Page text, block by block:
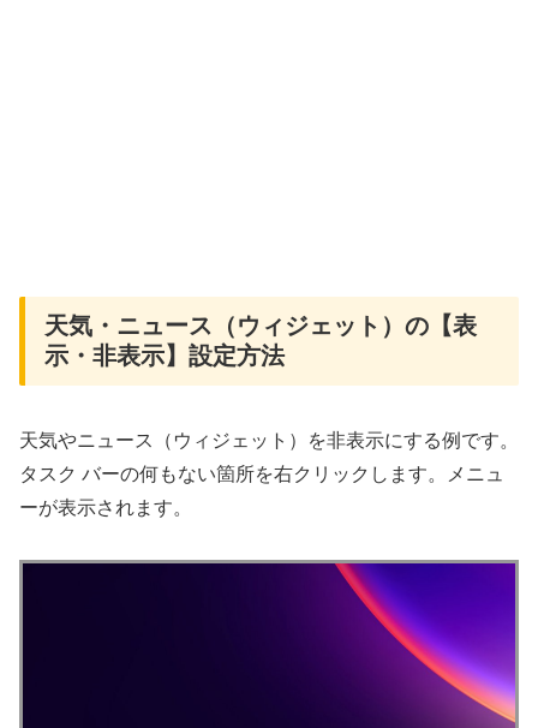
天気・ニュース（ウィジェット）の【表
示・非表示】設定方法
天気やニュース（ウィジェット）を非表示にする例です。
タスク バーの何もない箇所を右クリックします。メニュ
ーが表示されます。